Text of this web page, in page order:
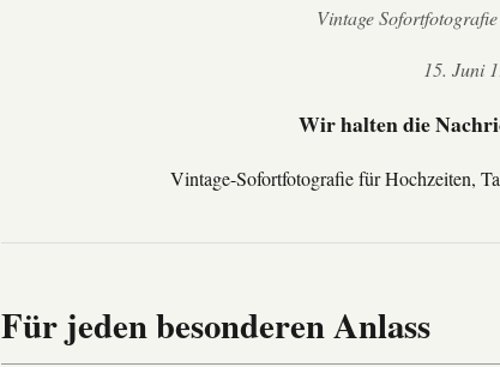
Vintage
15. Juni
Wir halten die
Vintage-Sofortfotografie für Hochzeiten,
Für jeden besonderen Anlass